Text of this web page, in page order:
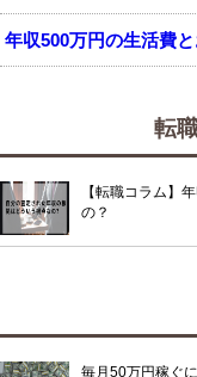
年収500万円の生活費
転
【転職コラム】
の？
毎月50万円稼ぐ